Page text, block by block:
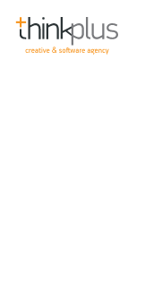
Think Plus